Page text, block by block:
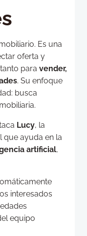
Es una
oferta y
para vender,
. Su enfoque
busca
Lucy, la
que ayuda en la
artificial,
interesados
equipo